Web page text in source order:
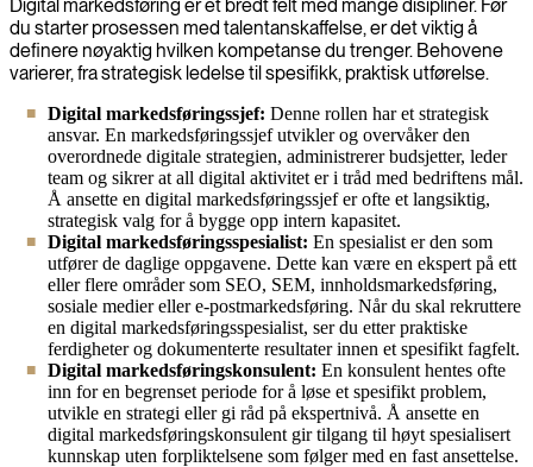
Digital markedsføring er et bredt felt med mange disipliner. Før
du starter prosessen med talentanskaffelse, er det viktig å
definere nøyaktig hvilken kompetanse du trenger. Behovene
varierer, fra strategisk ledelse til spesifikk, praktisk utførelse.
Digital markedsføringssjef: Denne rollen har et strategisk
ansvar. En markedsføringssjef utvikler og overvåker den
overordnede digitale strategien, administrerer budsjetter, leder
team og sikrer at all digital aktivitet er i tråd med bedriftens mål.
Å ansette en digital markedsføringssjef er ofte et langsiktig,
strategisk valg for å bygge opp intern kapasitet.
Digital markedsføringsspesialist: En spesialist er den som
utfører de daglige oppgavene. Dette kan være en ekspert på ett
eller flere områder som SEO, SEM, innholdsmarkedsføring,
sosiale medier eller e-postmarkedsføring. Når du skal rekruttere
en digital markedsføringsspesialist, ser du etter praktiske
ferdigheter og dokumenterte resultater innen et spesifikt fagfelt.
Digital markedsføringskonsulent: En konsulent hentes ofte
inn for en begrenset periode for å løse et spesifikt problem,
utvikle en strategi eller gi råd på ekspertnivå. Å ansette en
digital markedsføringskonsulent gir tilgang til høyt spesialisert
kunnskap uten forpliktelsene som følger med en fast ansettelse.